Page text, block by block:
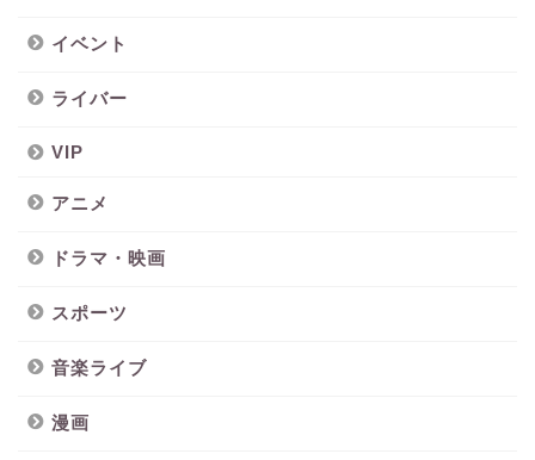
イベント
ライバー
VIP
アニメ
ドラマ・映画
スポーツ
音楽ライブ
漫画